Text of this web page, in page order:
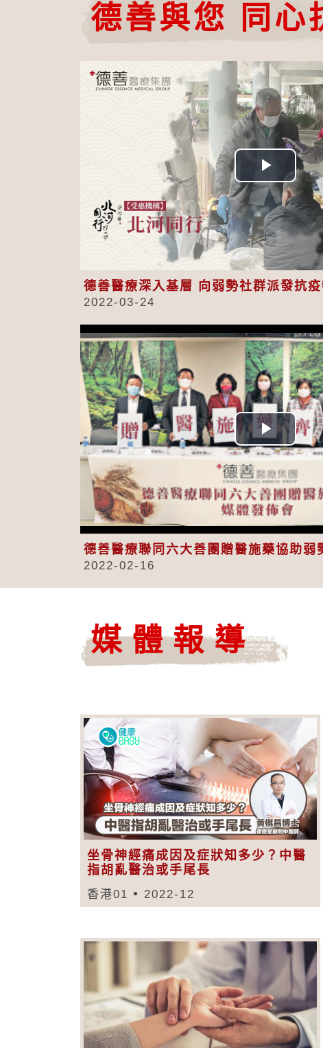
德善與您 同心
Play
Video
德善醫療深入基層 向弱勢社群派發抗
2022-03-24
Play
Video
德善醫療聯同六大善團贈醫施藥協助弱
2022-02-16
媒體報導
坐骨神經痛成因及症狀知多少？中醫
指胡亂醫治或手尾長
香港01 2022-12